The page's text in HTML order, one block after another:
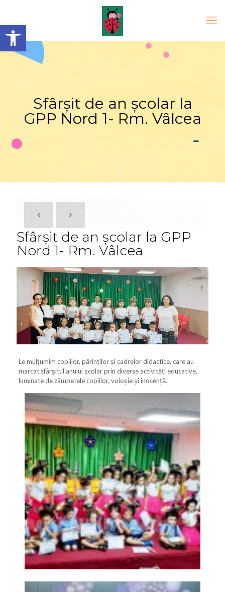
Open toolbar
Sfârșit de an școlar la
GPP Nord 1- Rm. Vâlcea
Sfârșit de an școlar la GPP
Nord 1- Rm. Vâlcea
Le mulțumim copiilor, părinților și cadrelor didactice, care au
marcat sfârșitul anului școlar prin diverse activități educative,
luminate de zâmbetele copiilor, voioșie și inocență.